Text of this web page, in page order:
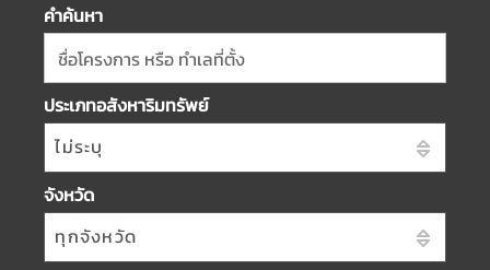
คำค้นหา
ชื่อโครงการ หรือ ทำเลที่ตั้ง
ประเภทอสังหาริมทรัพย์
ไม่ระบุ
จังหวัด
ทุกจังหวัด